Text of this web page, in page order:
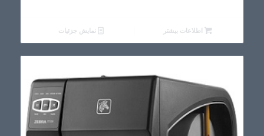
اطلاعات بیشتر نمایش جزئیات